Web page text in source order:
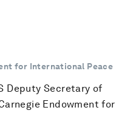
for International Peace
Deputy Secretary of
Endowment for